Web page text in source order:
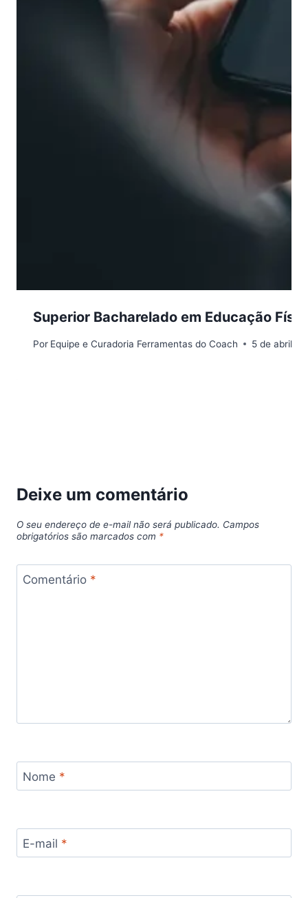
Superior Bacharelado em Educação
Por Equipe e Curadoria Ferramentas do Coach 5 de abril
Deixe um comentário
O seu endereço de e-mail não será publicado. Campos
obrigatórios são marcados com *
Comentário *
Nome *
E-mail *